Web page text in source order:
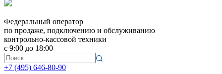
Федеральный оператор
по продаже, подключению и обслуживанию
контрольно-кассовой техники
с 9:00 до 18:00
+7 (495) 646-80-90